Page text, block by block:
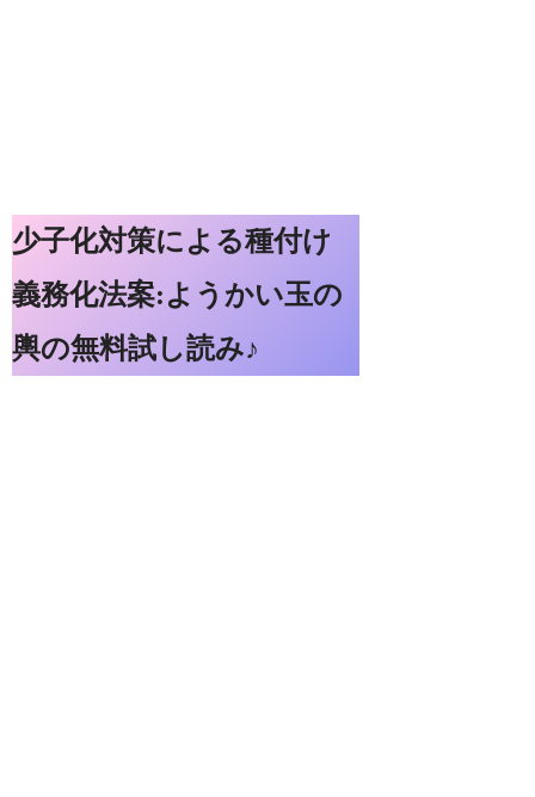
少子化対策による種付け
義務化法案:ようかい玉の
輿の無料試し読み♪